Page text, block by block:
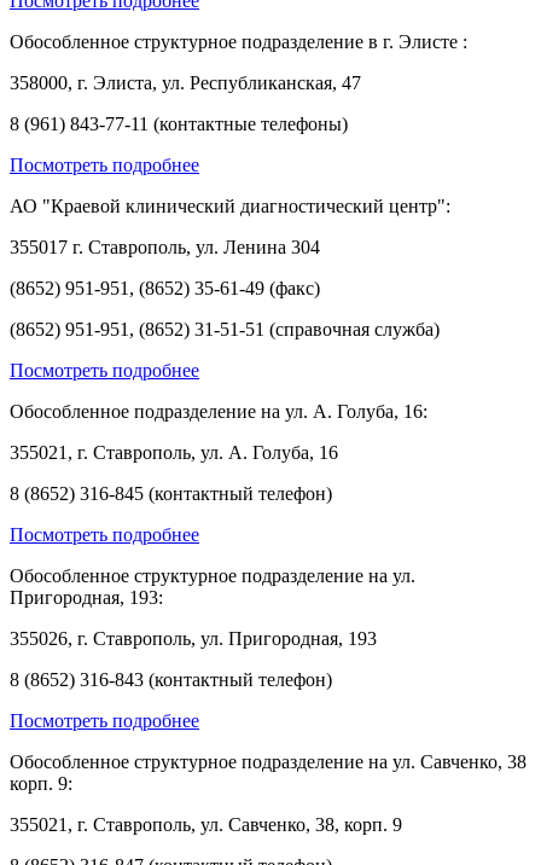
Обособленное структурное подразделение в г. Элисте :
358000, г. Элиста, ул. Республиканская, 47
8 (961) 843-77-11 (контактные телефоны)
Посмотреть подробнее
АО "Краевой клинический диагностический центр":
355017 г. Ставрополь, ул. Ленина 304
(8652) 951-951, (8652) 35-61-49 (факс)
(8652) 951-951, (8652) 31-51-51 (справочная служба)
Посмотреть подробнее
Обособленное подразделение на ул. А. Голуба, 16:
355021, г. Ставрополь, ул. А. Голуба, 16
8 (8652) 316-845 (контактный телефон)
Посмотреть подробнее
Обособленное структурное подразделение на ул.
Пригородная, 193:
355026, г. Ставрополь, ул. Пригородная, 193
8 (8652) 316-843 (контактный телефон)
Посмотреть подробнее
Обособленное структурное подразделение на ул. Савченко, 38
корп. 9:
355021, г. Ставрополь, ул. Савченко, 38, корп. 9